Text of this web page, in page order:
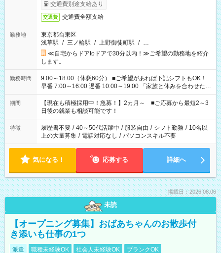
交通費別途支給あり
交通費 交通費全額支給
勤務地
東京都台東区
浅草駅 / 三ノ輪駅 / 上野御徒町駅 / …
≪自宅からドアtoドアで30分以内！≫ご希望の勤務地を紹介
します。
勤務時間
9:00～18:00（休憩60分） ■ご希望があれば下記シフトもOK！
早番 7:00～16:00 遅番 10:00～19:00 「家族と休みを合わせた
い」 「余裕を持って夕飯の準備がしたい」 「できれば残業はし
たくない」 など、ご希望を教えてくださいね。 ※Wワーク希望
の方へ 今ご覧のお仕事で希望する勤務時間と、もう1つのお仕事
の勤務時間。 合計で週40時間を超える場合は応募できません。
期間
【現在も積極採用中！急募！】2カ月～ ■ご応募から最短2～3
日後の就業も相談可能です！
特徴 履歴書不要 / 40～50代活躍中 / 服装自由 / シフト勤務 / 10名以
上の大量募集 / 電話対応なし / パソコンスキル不要
気になる！ 応募する 詳細へ
掲載日：2026.08.06
未読
【オープニング募集】おばあちゃんのお散歩付
き添いも仕事の1つ
派遣 職種未経験OK 社会人未経験OK
ブランクOK